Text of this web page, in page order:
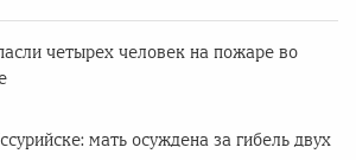
четырех человек на пожаре во
мать осуждена за гибель двух